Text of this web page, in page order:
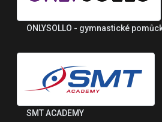
ONLYSOLLO - gymnastické
SMT ACADEMY